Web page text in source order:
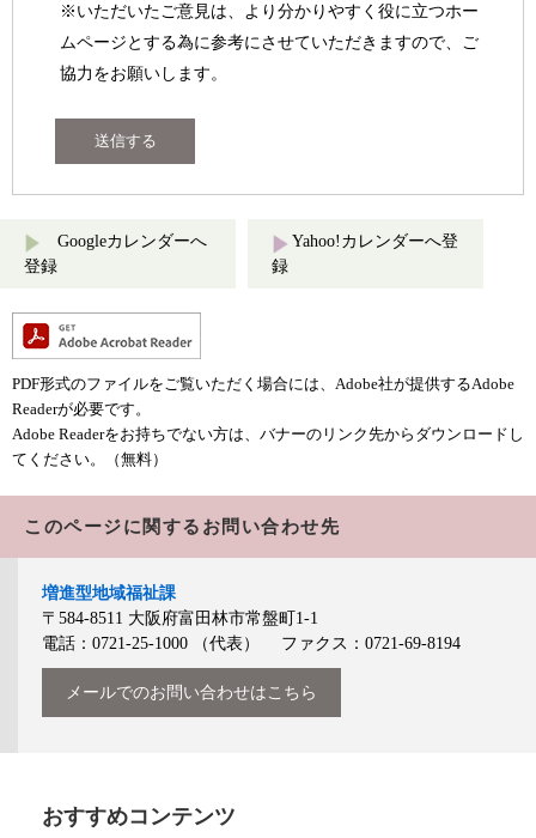
※いただいたご意見は、より分かりやすく役に立つホー
ムページとする為に参考にさせていただきますので、ご
協力をお願いします。
Googleカレンダーへ
登録
Yahoo!カレンダーへ登
録
PDF形式のファイルをご覧いただく場合には、Adobe社が提供するAdobe
Readerが必要です。
Adobe Readerをお持ちでない方は、バナーのリンク先からダウンロードし
てください。（無料）
このページに関するお問い合わせ先
増進型地域福祉課
〒584-8511 大阪府富田林市常盤町1-1
電話：0721-25-1000
（代表） ファクス：0721-69-8194
メールでのお問い合わせはこちら
おすすめコンテンツ